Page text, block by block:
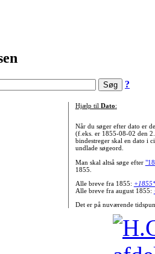
?
Hjælp til Dato:
Når du søger efter dato er
(f.eks. er 1855-08-02 den
bindestreger skal en dato i
undlade søgeord.
Man skal altså søge efter
1855.
Alle breve fra 1855:
Alle breve fra august 1855:
Det er på nuværende